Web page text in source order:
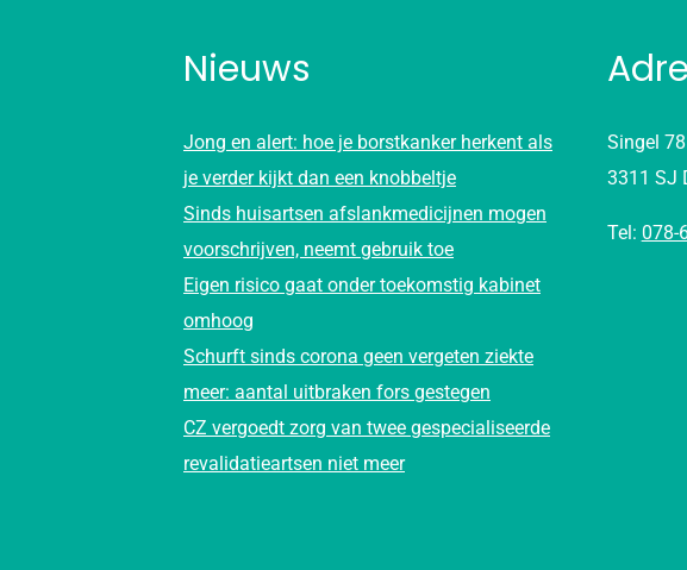
Nieuws
Jong en alert: hoe je borstkanker herkent als
je verder kijkt dan een knobbeltje
Sinds huisartsen afslankmedicijnen mogen
voorschrijven, neemt gebruik toe
Eigen risico gaat onder toekomstig kabinet
omhoog
Schurft sinds corona geen vergeten ziekte
meer: aantal uitbraken fors gestegen
CZ vergoedt zorg van twee gespecialiseerde
revalidatieartsen niet meer
Singel 78
3311 SJ
Tel: 078-